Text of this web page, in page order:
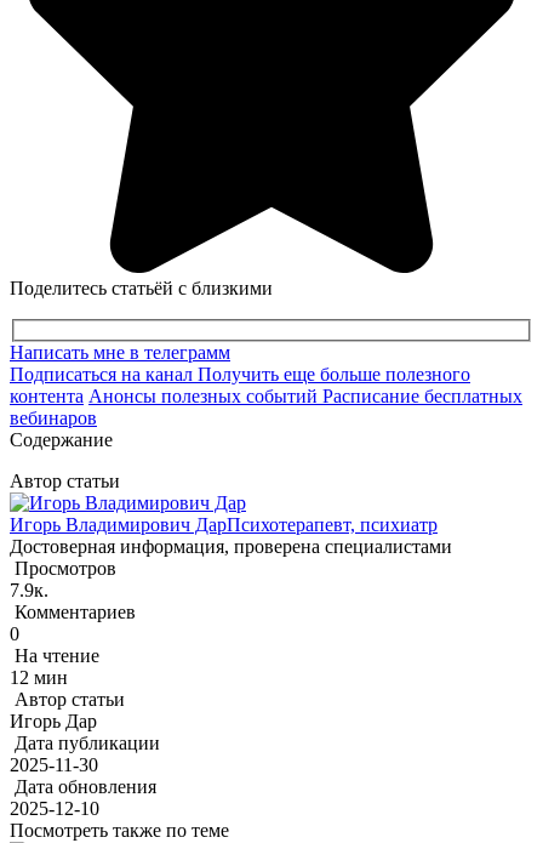
Поделитесь статьёй с близкими
Написать мне в телеграмм
Подписаться на канал Получить еще больше полезного
контента Анонсы полезных событий Расписание бесплатных
вебинаров
Содержание
Автор статьи
Игорь Владимирович ДарПсихотерапевт, психиатр
Достоверная информация, проверена специалистами
Просмотров
7.9к.
Комментариев
0
На чтение
12 мин
Автор статьи
Игорь Дар
Дата публикации
2025-11-30
Дата обновления
2025-12-10
Посмотреть также по теме